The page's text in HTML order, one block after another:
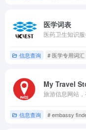
医学词表
医药卫生知识服
信息查询 # 医学专用词汇
My Travel
旅游信息网站，
信息查询 # embassy